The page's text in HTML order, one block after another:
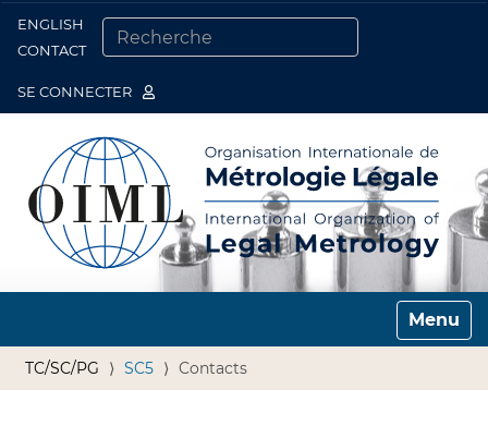
ENGLISH
CONTACT
SE CONNECTER
Toggle
TC/SC/PG SC5 Contacts